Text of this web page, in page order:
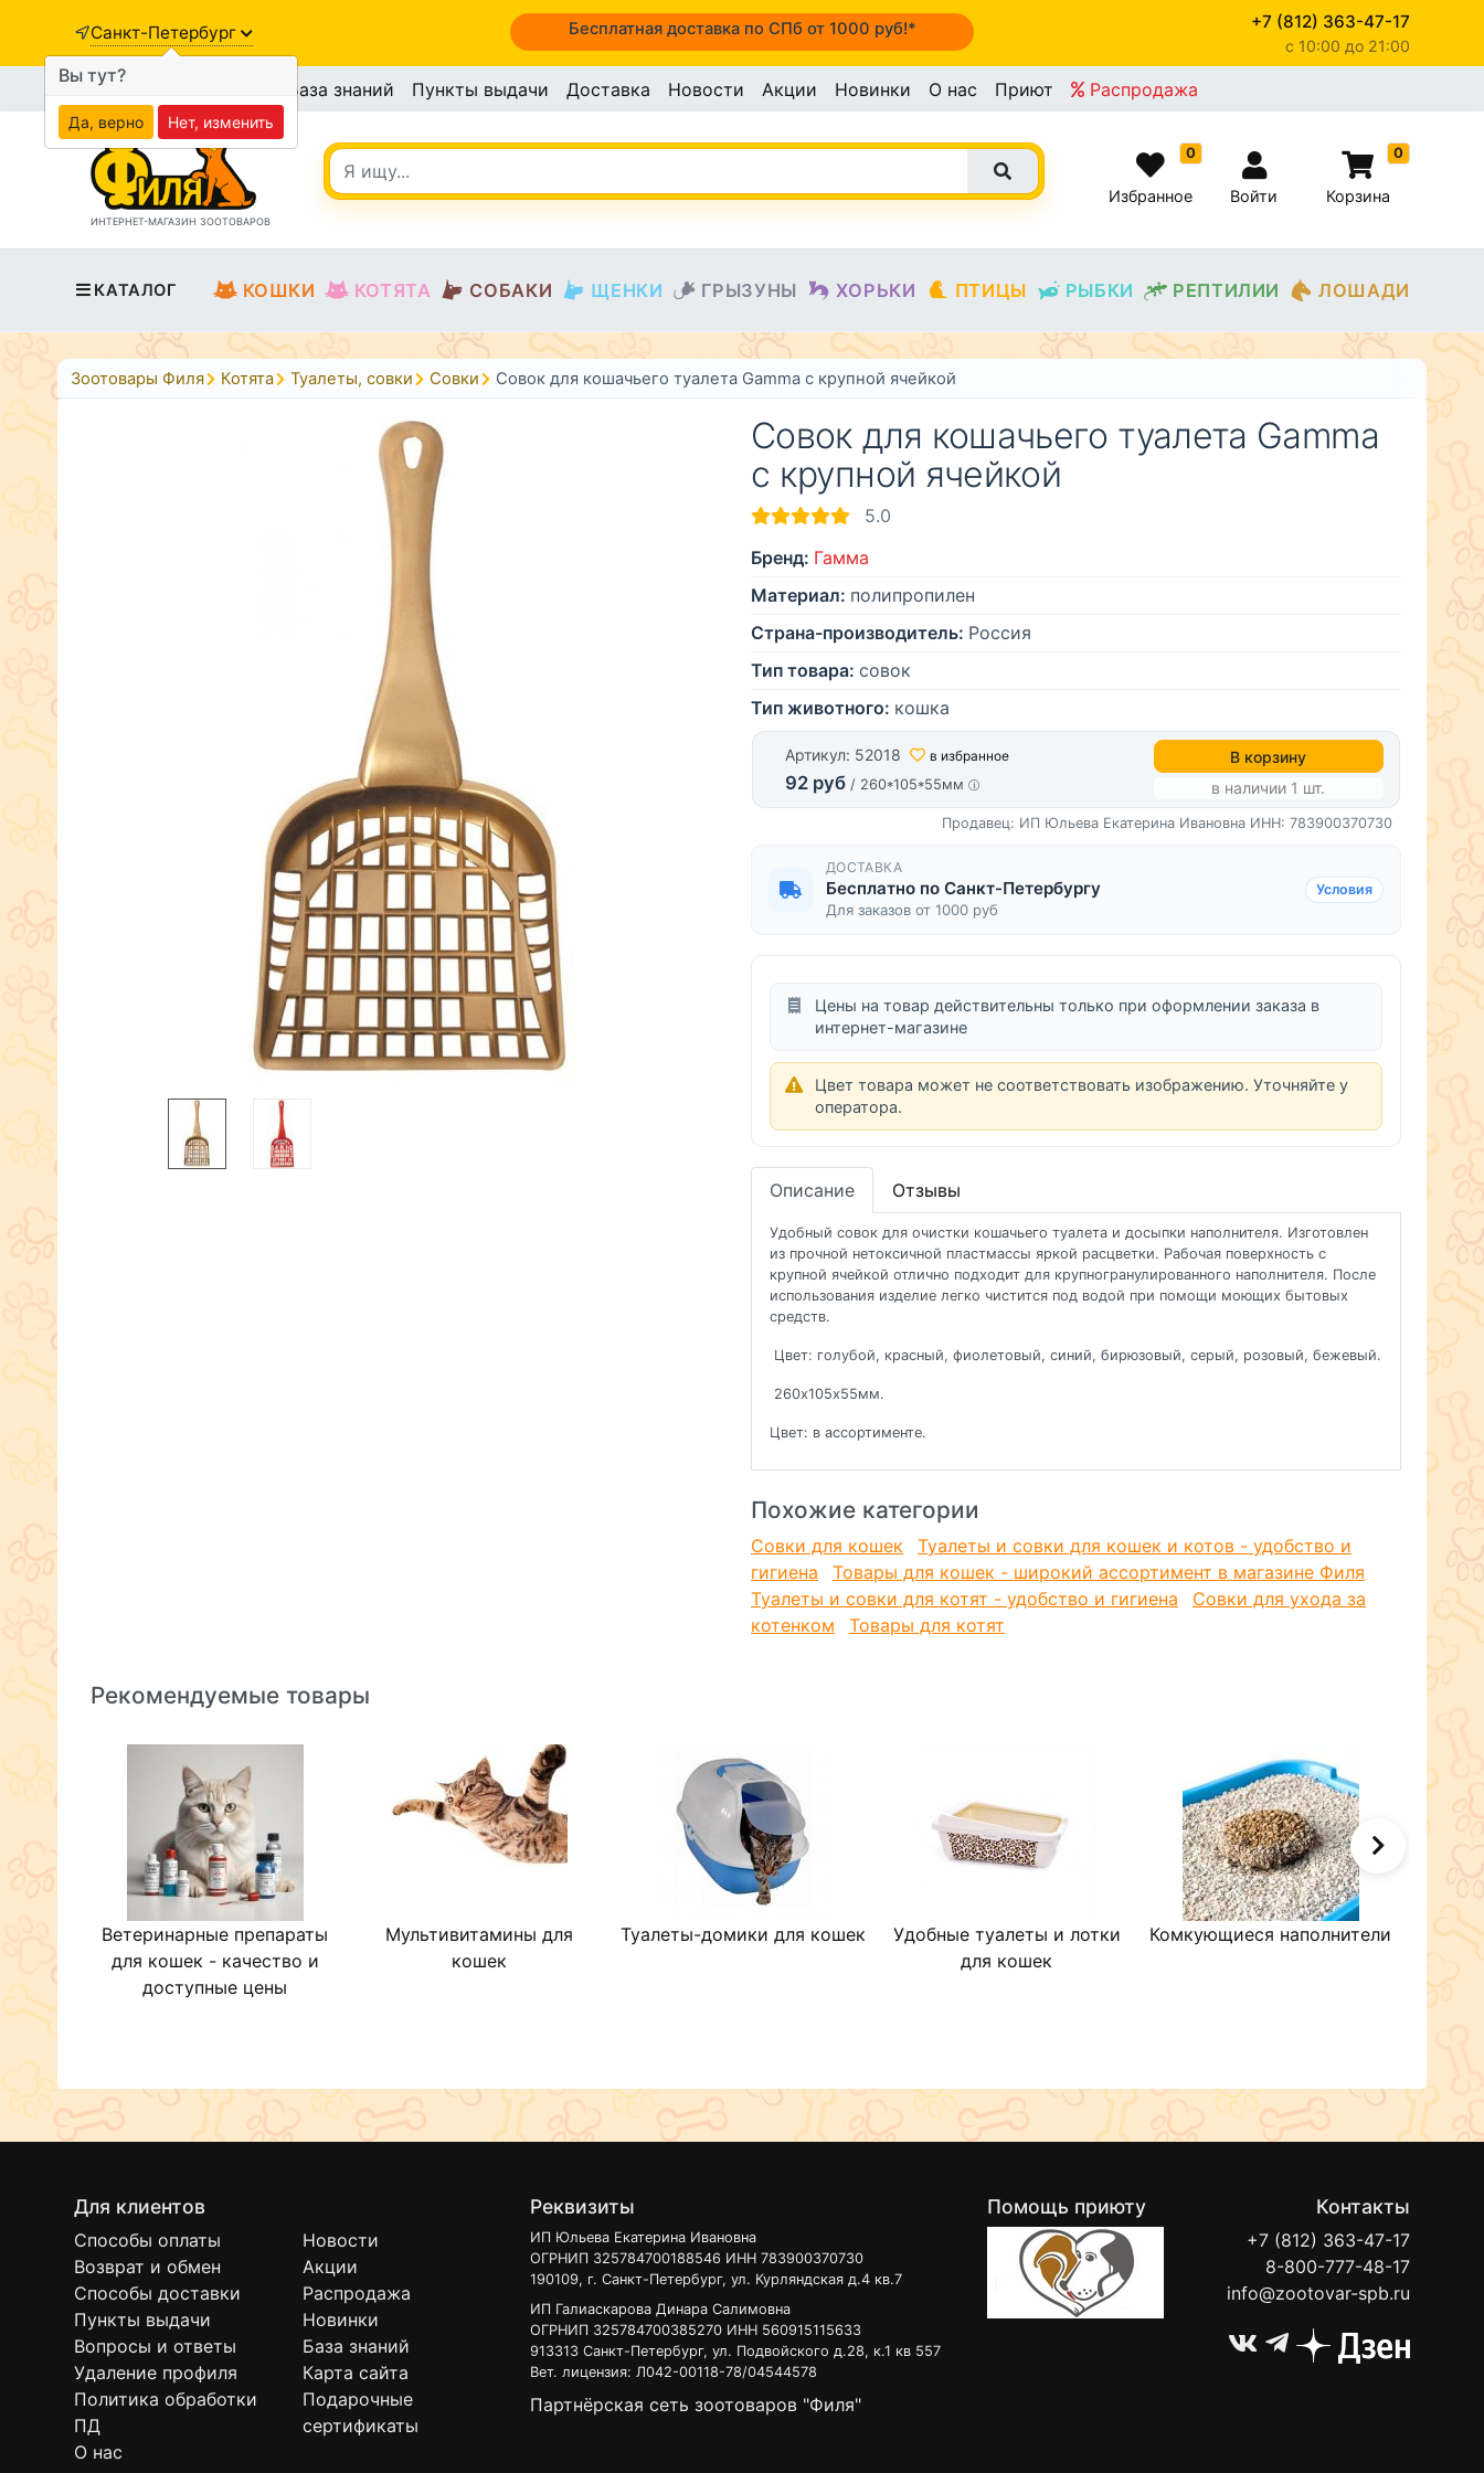
Санкт-Петербург Бесплатная доставка по СПб от 1000 руб!* +7 (812) 363-47-17
c 10:00 до 21:00
База знаний Пункты выдачи Доставка Новости Акции Новинки О нас Приют Распродажа
ИНТЕРНЕТ-МАГАЗИН ЗООТОВАРОВ
0
Избранное Войти
0
Корзина
КАТАЛОГ КОШКИ КОТЯТА СОБАКИ ЩЕНКИ ГРЫЗУНЫ ХОРЬКИ ПТИЦЫ РЫБКИ РЕПТИЛИИ ЛОШАДИ
Зоотовары Филя Котята Туалеты, совки Совки Совок для кошачьего туалета Gamma с крупной ячейкой
Совок для кошачьего туалета Gamma
с крупной ячейкой
5.0
Бренд: Гамма
Материал: полипропилен
Страна-производитель: Россия
Тип товара: совок
Тип животного: кошка
Артикул: 52018 в избранное
92 руб / 260*105*55мм
В корзину
в наличии 1 шт.
Продавец: ИП Юльева Екатерина Ивановна ИНН: 783900370730
ДОСТАВКА
Бесплатно по Санкт-Петербургу
Для заказов от 1000 руб
Условия
Цены на товар действительны только при оформлении заказа в
интернет-магазине
Цвет товара может не соответствовать изображению. Уточняйте у
оператора.
Описание Отзывы
Удобный совок для очистки кошачьего туалета и досыпки наполнителя. Изготовлен
из прочной нетоксичной пластмассы яркой расцветки. Рабочая поверхность с
крупной ячейкой отлично подходит для крупногранулированного наполнителя. После
использования изделие легко чистится под водой при помощи моющих бытовых
средств.
Цвет: голубой, красный, фиолетовый, синий, бирюзовый, серый, розовый, бежевый.
260х105х55мм.
Цвет: в ассортименте.
Похожие категории
Совки для кошек
Туалеты и совки для кошек и котов - удобство и
гигиена
Товары для кошек - широкий ассортимент в магазине Филя
Туалеты и совки для котят - удобство и гигиена
Совки для ухода за
котенком
Товары для котят
Рекомендуемые товары
Ветеринарные препараты
для кошек - качество и
доступные цены
Мультивитамины для
кошек
Туалеты-домики для кошек
Удобные туалеты и лотки
для кошек
Комкующиеся наполнители
Для клиентов
Способы оплаты
Возврат и обмен
Способы доставки
Пункты выдачи
Вопросы и ответы
Удаление профиля
Политика обработки
ПД
О нас
Новости
Акции
Распродажа
Новинки
База знаний
Карта сайта
Подарочные
сертификаты
Реквизиты
ИП Юльева Екатерина Ивановна
ОГРНИП 325784700188546 ИНН 783900370730
190109, г. Санкт-Петербург, ул. Курляндская д.4 кв.7
ИП Галиаскарова Динара Салимовна
ОГРНИП 325784700385270 ИНН 560915115633
913313 Санкт-Петербург, ул. Подвойского д.28, к.1 кв 557
Вет. лицензия: Л042-00118-78/04544578
Партнёрская сеть зоотоваров "Филя"
Помощь приюту Контакты
+7 (812) 363-47-17
8-800-777-48-17
info@zootovar-spb.ru
Вы тут?
Да, верно Нет, изменить